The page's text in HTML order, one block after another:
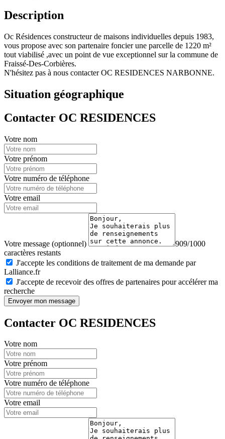
Description
Oc Résidences constructeur de maisons individuelles depuis 1983,
vous propose avec son partenaire foncier une parcelle de 1220 m²
tout viabilisé ,avec un point de vue exceptionnel sur la commune de
Fraissé-Des-Corbières.
N'hésitez pas à nous contacter OC RESIDENCES NARBONNE.
Situation géographique
Contacter OC RESIDENCES
Votre nom
Votre prénom
Votre numéro de téléphone
Votre email
Votre message (optionnel)
909/1000
caractères restants
J'accepte les conditions de traitement de ma demande par
Lalliance.fr
J'accepte de recevoir des offres de partenaires pour accélérer ma
recherche
Envoyer mon message
Contacter OC RESIDENCES
Votre nom
Votre prénom
Votre numéro de téléphone
Votre email